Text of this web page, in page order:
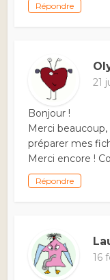
Répondre
21
Bonjour !
Merci
préparer mes
Merci encore !
Répondre
16